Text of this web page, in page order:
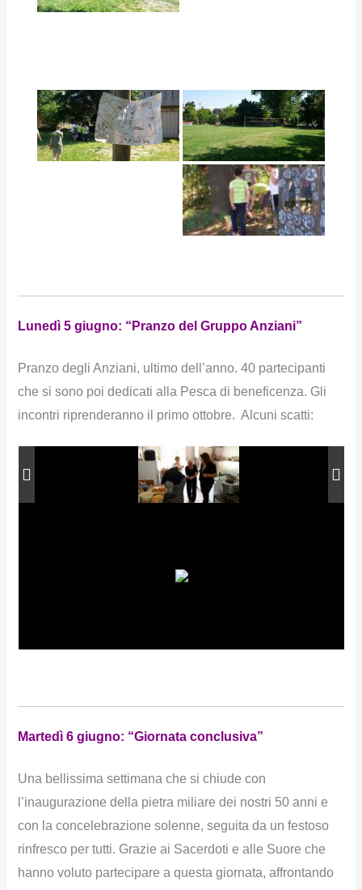
Lunedì 5 giugno: “Pranzo del Gruppo Anziani”
Pranzo degli Anziani, ultimo dell’anno. 40 partecipanti
che si sono poi dedicati alla Pesca di beneficenza. Gli
incontri riprenderanno il primo ottobre. Alcuni scatti:
Martedì 6 giugno: “Giornata conclusiva”
Una bellissima settimana che si chiude con
l’inaugurazione della pietra miliare dei nostri 50 anni e
con la concelebrazione solenne, seguita da un festoso
rinfresco per tutti. Grazie ai Sacerdoti e alle Suore che
hanno voluto partecipare a questa giornata, affrontando